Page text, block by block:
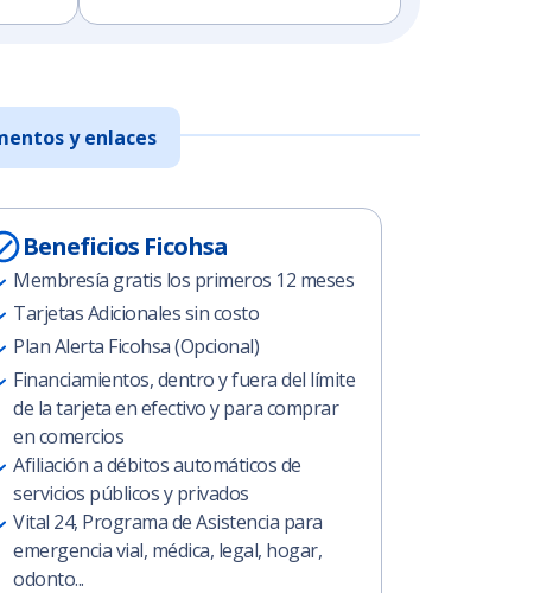
y enlaces
Beneficios Ficohsa
Membresía gratis los primeros 12 meses
Tarjetas Adicionales sin costo
Plan Alerta Ficohsa (Opcional)
Financiamientos, dentro y fuera del límite
de la tarjeta en efectivo y para comprar
en comercios
Afiliación a débitos automáticos de
servicios públicos y privados
Vital 24, Programa de Asistencia para
emergencia vial, médica, legal, hogar,
odonto...